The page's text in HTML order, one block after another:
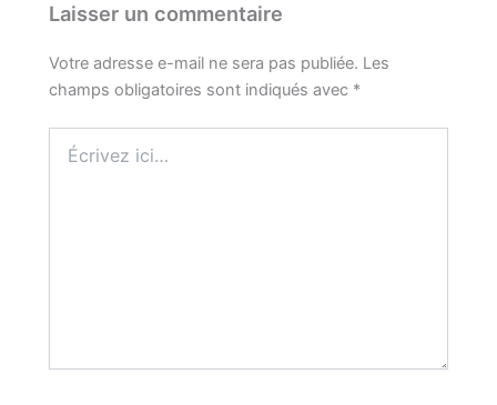
Laisser un commentaire
Votre adresse e-mail ne sera pas publiée. Les
champs obligatoires sont indiqués avec *
ici…